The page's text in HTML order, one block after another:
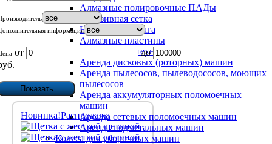
Алмазные полировочные ПАДы
Абразивная сетка
Наждачная бумага
Алмазные пластины
Аренда уборочной техники
Аренда дисковых (роторных) машин
Аренда пылесосов, пылеводососов, моющих
пылесосов
Аренда аккумуляторных поломоечных
машин
Аренда сетевых поломоечных машин
Аренда подметальных машин
Колеса для уборочных машин
информация
от
до
Новинка!Распродажа